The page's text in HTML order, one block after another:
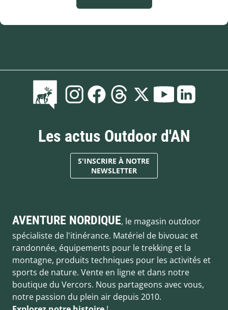
Les actus Outdoor d'AN
S'INSCRIRE À NOTRE
NEWSLETTER
AVENTURE NORDIQUE, le magasin outdoor
spécialiste de l'itinérance. Matériel de bivouac et
randonnée, équipements pour le trekking et la
montagne, produits techniques pour les activités et
sports de nature. Vente en ligne et dans notre
boutique du Vercors. Nous partageons avec vous,
notre passion du plein air depuis 2010.